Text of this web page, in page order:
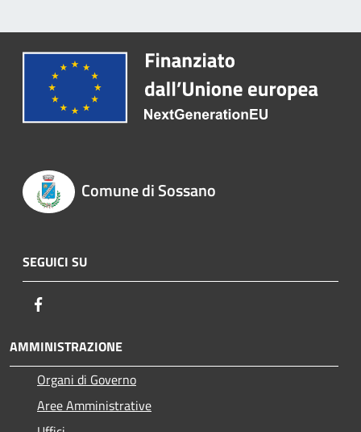
Comune di Sossano
SEGUICI SU
AMMINISTRAZIONE
Organi di Governo
Aree Amministrative